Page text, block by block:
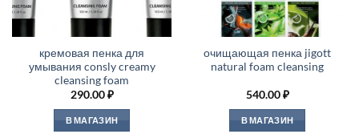
кремовая пенка для
умывания consly creamy
cleansing foam
290.00₽
В МАГАЗИН
очищающая пенка jigott
natural foam cleansing
540.00₽
В МАГАЗИН